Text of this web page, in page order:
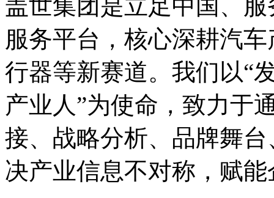
盖世集团是立足中国、
服务平台，核心深耕汽
行器等新赛道。我们以“
产业人”为使命，致力于
接、战略分析、品牌舞
决产业信息不对称，赋